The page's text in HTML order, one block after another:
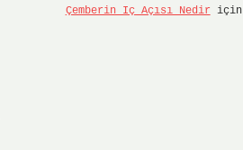
Çemberin Iç Açısı Nedir için